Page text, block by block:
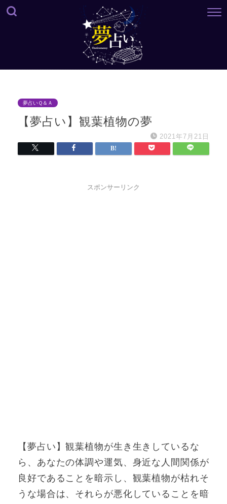
夢占いＱ＆Ａ
【夢占い】観葉植物の夢
2021年7月21日
スポンサーリンク
【夢占い】観葉植物が生き生きしているな
ら、あなたの体調や運気、身近な人間関係が
良好であることを暗示し、観葉植物が枯れそ
うな場合は、それらが悪化していることを暗